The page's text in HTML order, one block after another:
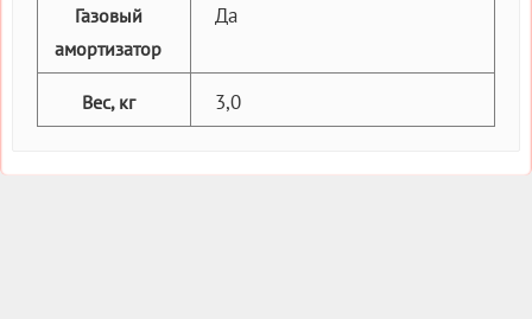
Газовый
амортизатор
Да
Вес, кг 3,0